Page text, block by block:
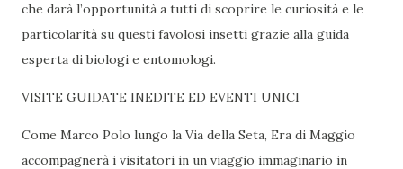
che darà l’opportunità a tutti di scoprire le curiosità e le
particolarità su questi favolosi insetti grazie alla guida
esperta di biologi e entomologi.
VISITE GUIDATE INEDITE ED EVENTI UNICI
Come Marco Polo lungo la Via della Seta, Era di Maggio
accompagnerà i visitatori in un viaggio immaginario in